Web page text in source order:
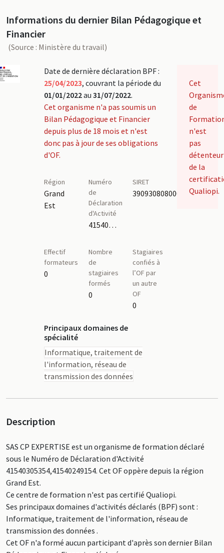
Informations du dernier Bilan Pédagogique et
Financier
(Source : Ministère du travail)
Date de dernière déclaration BPF :
25/04/2023, couvrant la période du
01/01/2022au 31/07/2022.
Cet organisme n'a pas soumis un
Bilan Pédagogique et Financier
depuis plus de 18 mois et n'est
donc pas à jour de ses obligations
d'OF.
Région
Grand
Est
Numéro
de
Déclaration
d'Activité
41540305354,41540249154
SIRET
39093080800014
Effectif
formateurs
0
Nombre
de
stagiaires
formés
0
Stagiaires
confiés à
l’OF par
un autre
OF
0
Principaux domaines de
spécialité
Informatique, traitement de
l'information, réseau de
transmission des données
Cet
de
n'est
pas
détenteur
de la
Qualiopi.
Description
SAS CP EXPERTISE est un organisme de formation déclaré
sous le Numéro de Déclaration d'Activité
41540305354,41540249154. Cet OF oppère depuis la région
Grand Est.
Ce centre de formation n'est pas certifié Qualiopi.
Ses principaux domaines d'activités déclarés (BPF) sont :
Informatique, traitement de l'information, réseau de
transmission des données .
Cet OF n'a formé aucun participant d'après son dernier Bilan